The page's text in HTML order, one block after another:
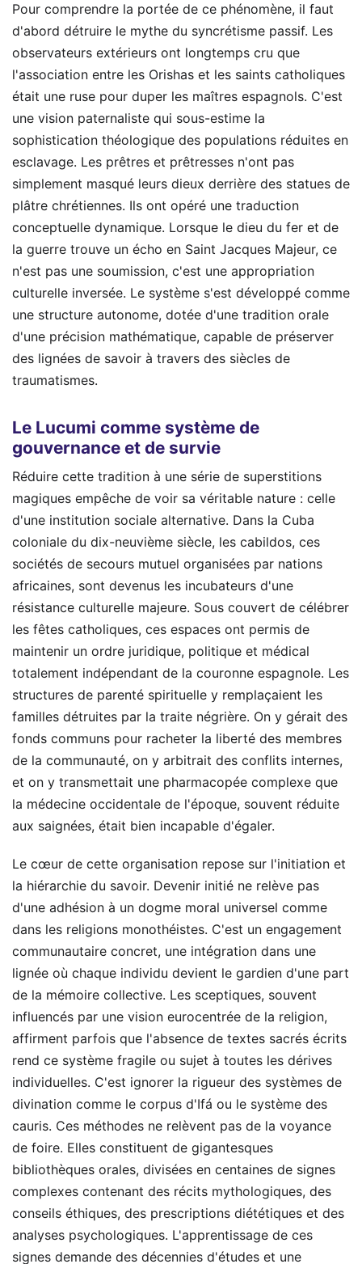
Pour comprendre la portée de ce phénomène, il faut
d'abord détruire le mythe du syncrétisme passif. Les
observateurs extérieurs ont longtemps cru que
l'association entre les Orishas et les saints catholiques
était une ruse pour duper les maîtres espagnols. C'est
une vision paternaliste qui sous-estime la
sophistication théologique des populations réduites en
esclavage. Les prêtres et prêtresses n'ont pas
simplement masqué leurs dieux derrière des statues de
plâtre chrétiennes. Ils ont opéré une traduction
conceptuelle dynamique. Lorsque le dieu du fer et de
la guerre trouve un écho en Saint Jacques Majeur, ce
n'est pas une soumission, c'est une appropriation
culturelle inversée. Le système s'est développé comme
une structure autonome, dotée d'une tradition orale
d'une précision mathématique, capable de préserver
des lignées de savoir à travers des siècles de
traumatismes.
Le Lucumi comme système de
gouvernance et de survie
Réduire cette tradition à une série de superstitions
magiques empêche de voir sa véritable nature : celle
d'une institution sociale alternative. Dans la Cuba
coloniale du dix-neuvième siècle, les cabildos, ces
sociétés de secours mutuel organisées par nations
africaines, sont devenus les incubateurs d'une
résistance culturelle majeure. Sous couvert de célébrer
les fêtes catholiques, ces espaces ont permis de
maintenir un ordre juridique, politique et médical
totalement indépendant de la couronne espagnole. Les
structures de parenté spirituelle y remplaçaient les
familles détruites par la traite négrière. On y gérait des
fonds communs pour racheter la liberté des membres
de la communauté, on y arbitrait des conflits internes,
et on y transmettait une pharmacopée complexe que
la médecine occidentale de l'époque, souvent réduite
aux saignées, était bien incapable d'égaler.
Le cœur de cette organisation repose sur l'initiation et
la hiérarchie du savoir. Devenir initié ne relève pas
d'une adhésion à un dogme moral universel comme
dans les religions monothéistes. C'est un engagement
communautaire concret, une intégration dans une
lignée où chaque individu devient le gardien d'une part
de la mémoire collective. Les sceptiques, souvent
influencés par une vision eurocentrée de la religion,
affirment parfois que l'absence de textes sacrés écrits
rend ce système fragile ou sujet à toutes les dérives
individuelles. C'est ignorer la rigueur des systèmes de
divination comme le corpus d'Ifá ou le système des
cauris. Ces méthodes ne relèvent pas de la voyance
de foire. Elles constituent de gigantesques
bibliothèques orales, divisées en centaines de signes
complexes contenant des récits mythologiques, des
conseils éthiques, des prescriptions diététiques et des
analyses psychologiques. L'apprentissage de ces
signes demande des décennies d'études et une